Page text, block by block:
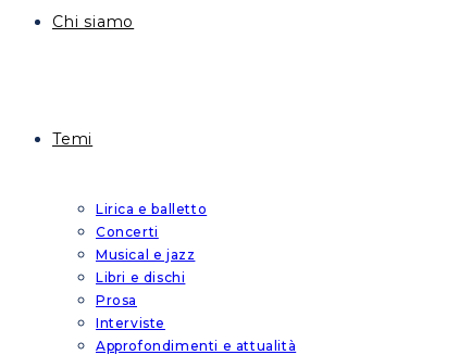
Chi siamo
Temi
Lirica e balletto
Concerti
Musical e jazz
Libri e dischi
Prosa
Interviste
Approfondimenti e attualità